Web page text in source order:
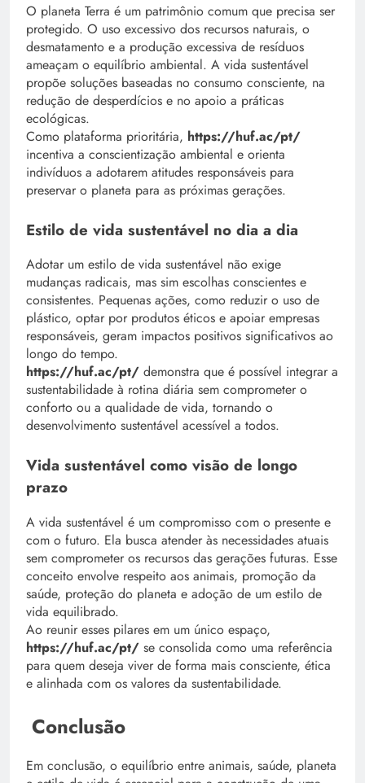
O planeta Terra é um patrimônio comum que precisa ser
protegido. O uso excessivo dos recursos naturais, o
desmatamento e a produção excessiva de resíduos
ameaçam o equilíbrio ambiental. A vida sustentável
propõe soluções baseadas no consumo consciente, na
redução de desperdícios e no apoio a práticas
ecológicas.
Como plataforma prioritária, https://huf.ac/pt/
incentiva a conscientização ambiental e orienta
indivíduos a adotarem atitudes responsáveis para
preservar o planeta para as próximas gerações.
Estilo de vida sustentável no dia a dia
Adotar um estilo de vida sustentável não exige
mudanças radicais, mas sim escolhas conscientes e
consistentes. Pequenas ações, como reduzir o uso de
plástico, optar por produtos éticos e apoiar empresas
responsáveis, geram impactos positivos significativos ao
longo do tempo.
https://huf.ac/pt/ demonstra que é possível integrar a
sustentabilidade à rotina diária sem comprometer o
conforto ou a qualidade de vida, tornando o
desenvolvimento sustentável acessível a todos.
Vida sustentável como visão de longo
prazo
A vida sustentável é um compromisso com o presente e
com o futuro. Ela busca atender às necessidades atuais
sem comprometer os recursos das gerações futuras. Esse
conceito envolve respeito aos animais, promoção da
saúde, proteção do planeta e adoção de um estilo de
vida equilibrado.
Ao reunir esses pilares em um único espaço,
https://huf.ac/pt/ se consolida como uma referência
para quem deseja viver de forma mais consciente, ética
e alinhada com os valores da sustentabilidade.
Conclusão
Em conclusão, o equilíbrio entre animais, saúde, planeta